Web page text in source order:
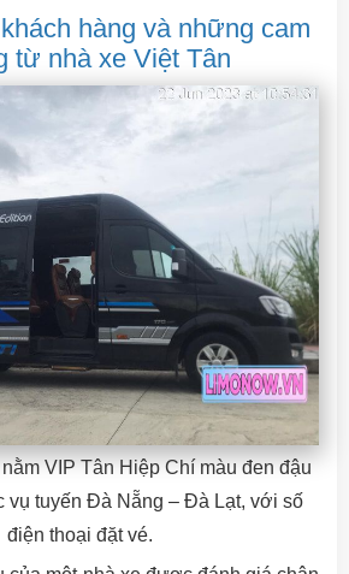
hàng và những cam
từ nhà xe Việt Tân
VIP Tân Hiệp Chí màu đen đậu
vụ tuyến Đà Nẵng – Đà Lạt, với số
điện thoại đặt vé.